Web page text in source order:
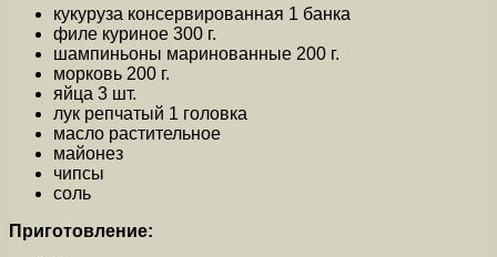
кукуруза консервированная 1 банка
филе куриное 300 г.
шампиньоны маринованные 200 г.
морковь 200 г.
яйца 3 шт.
лук репчатый 1 головка
масло растительное
майонез
чипсы
соль
Приготовление: